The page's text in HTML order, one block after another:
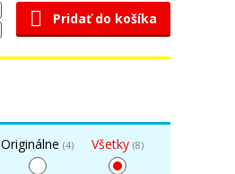
Pridať do košíka
Originálne (4) Všetky (8)